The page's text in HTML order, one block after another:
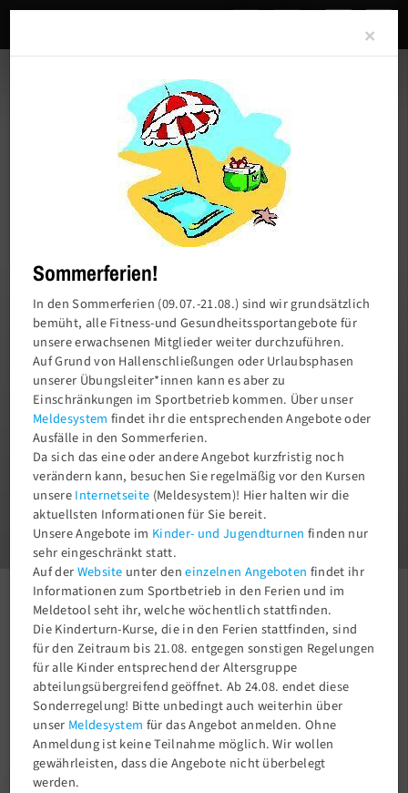
Charlottenburger Turn- und Sportverein von
1858 e.V.
1 3
Aktuelles Newsroom Einladung zum TSV-Ehrenamts-Frühschoppen!
×
Sommerferien!
In den Sommerferien (09.07.-21.08.) sind wir grundsätzlich
bemüht, alle Fitness-und Gesundheitssportangebote für
unsere erwachsenen Mitglieder weiter durchzuführen.
Auf Grund von Hallenschließungen oder Urlaubsphasen
unserer Übungsleiter*innen kann es aber zu
Einschränkungen im Sportbetrieb kommen. Über unser
Meldesystem findet ihr die entsprechenden Angebote oder
Ausfälle in den Sommerferien.
Da sich das eine oder andere Angebot kurzfristig noch
verändern kann, besuchen Sie regelmäßig vor den Kursen
unsereInternetseite (Meldesystem)! Hier halten wir die
aktuellsten Informationen für Sie bereit.
Unsere Angebote im Kinder- und Jugendturnen finden nur
sehr eingeschränkt statt.
Auf derWebsite unter deneinzelnen Angeboten findet ihr
Informationen zum Sportbetrieb in den Ferien und im
Meldetool seht ihr, welche wöchentlich stattfinden.
Die Kinderturn-Kurse, die in den Ferien stattfinden, sind
für den Zeitraum bis 21.08. entgegen sonstigen Regelungen
für alle Kinder entsprechend der Altersgruppe
abteilungsübergreifend geöffnet. Ab 24.08. endet diese
Sonderregelung! Bitte unbedingt auch weiterhin über
unser Meldesystem für das Angebot anmelden. Ohne
Anmeldung ist keine Teilnahme möglich. Wir wollen
gewährleisten, dass die Angebote nicht überbelegt
werden.